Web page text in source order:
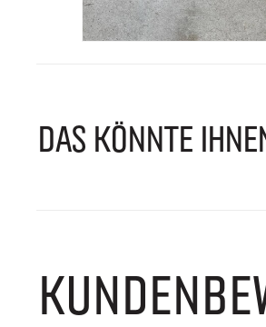
DAS KÖNNTE